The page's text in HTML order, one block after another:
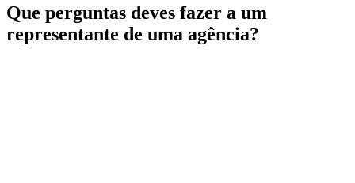
Que perguntas deves fazer a um
representante de uma agência?